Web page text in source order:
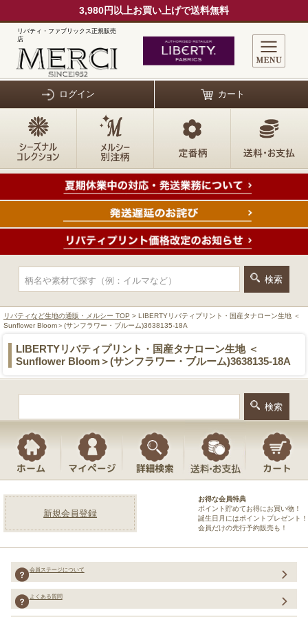
3,980円以上お買い上げで送料無料
リバティ・ファブリックス正規販売
店
ログイン カート
リバティなど生地の通販・メルシー TOP > LIBERTYリバティプリント・国産タナローン生地 ＜
Sunflower Bloom＞(サンフラワー・ブルーム)3638135-18A
LIBERTYリバティプリント・国産タナローン生地 ＜
Sunflower Bloom＞(サンフラワー・ブルーム)3638135-18A
新規会員登録
お得な会員特典
ポイント貯めてお得にお買い物！
誕生日月にはポイントプレゼント！
会員だけの先行予約販売も！
会員ステージについて
よくある質問